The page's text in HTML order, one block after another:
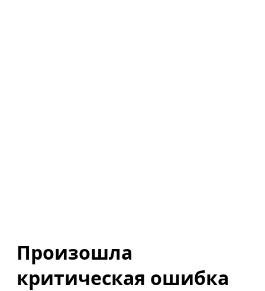
Произошла
критическая ошибка